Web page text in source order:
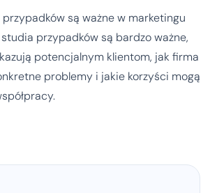
są ważne w marketingu
studia przypadków są bardzo ważne,
potencjalnym klientom, jak firma
problemy i jakie korzyści mogą